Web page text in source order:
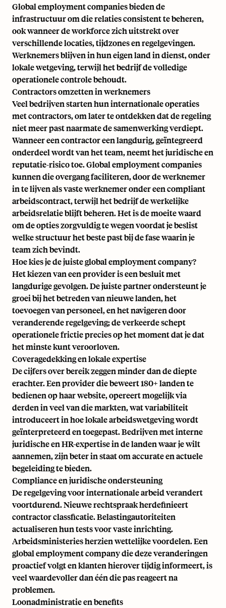
Global employment companies bieden de
infrastructuur om die relaties consistent te beheren,
ook wanneer de workforce zich uitstrekt over
verschillende locaties, tijdzones en regelgevingen.
Werknemers blijven in hun eigen land in dienst, onder
lokale wetgeving, terwijl het bedrijf de volledige
operationele controle behoudt.
Contractors omzetten in werknemers
Veel bedrijven starten hun internationale operaties
met contractors, om later te ontdekken dat de regeling
niet meer past naarmate de samenwerking verdiept.
Wanneer een contractor een langdurig, geïntegreerd
onderdeel wordt van het team, neemt het juridische en
reputatie-risico toe. Global employment companies
kunnen die overgang faciliteren, door de werknemer
in te lijven als vaste werknemer onder een compliant
arbeidscontract, terwijl het bedrijf de werkelijke
arbeidsrelatie blijft beheren. Het is de moeite waard
omde opties zorgvuldig te wegenvoordat je beslist
welke structuur het beste past bij de fase waarin je
team zich bevindt.
Hoe kies je de juiste global employment company?
Het kiezen van een provider is een besluit met
langdurige gevolgen. De juiste partner ondersteunt je
groei bij het betreden van nieuwe landen, het
toevoegen van personeel, en het navigeren door
veranderende regelgeving; de verkeerde schept
operationele frictie precies op het moment dat je dat
het minste kunt veroorloven.
Coveragedekking en lokale expertise
De cijfers over bereik zeggen minder dan de diepte
erachter. Een provider die beweert 180+ landen te
bedienen op haar website, opereert mogelijk via
derden in veel van die markten, wat variabiliteit
introduceert in hoe lokale arbeidswetgeving wordt
geïnterpreteerd en toegepast. Bedrijven met interne
juridische en HR-expertise in de landen waar je wilt
aannemen, zijn beter in staat om accurate en actuele
begeleiding te bieden.
Compliance en juridische ondersteuning
De regelgeving voor internationale arbeid verandert
voortdurend. Nieuwe rechtspraak herdefinieert
contractor classficatie. Belastingautoriteiten
actualiseren hun tests voor vaste inrichting.
Arbeidsministeries herzien wettelijke voordelen. Een
global employment company die deze veranderingen
proactief volgt en klanten hierover tijdig informeert, is
veel waardevoller dan één die pas reageert na
problemen.
Loonadministratie en benefits